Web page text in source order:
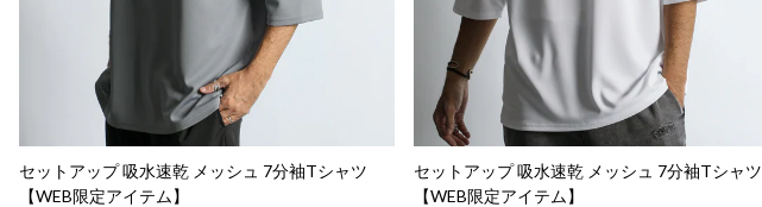
セットアップ 吸水速乾 メッシュ 7分袖Tシャツ
【WEB限定アイテム】
セットアップ 吸水速乾 メッシュ 7分袖Tシャツ
【WEB限定アイテム】